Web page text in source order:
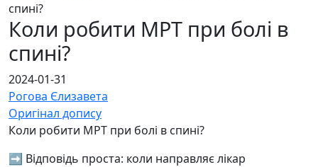
спині?
Коли робити МРТ при болі в
спині?
2024-01-31
Рогова Єлизавета
Оригінал допису
Коли робити МРТ при болі в спині?
➡️ Відповідь проста: коли направляє лікар